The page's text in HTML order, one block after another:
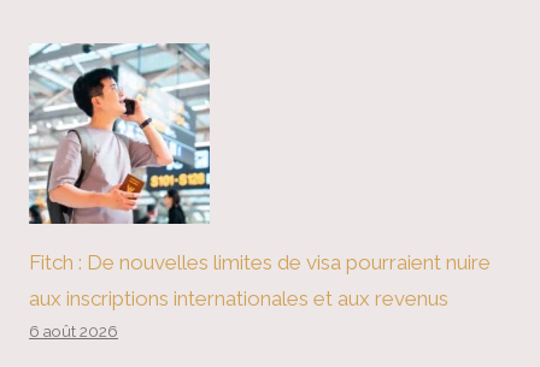
Fitch : De nouvelles limites de visa pourraient nuire
aux inscriptions internationales et aux revenus
6 août 2026